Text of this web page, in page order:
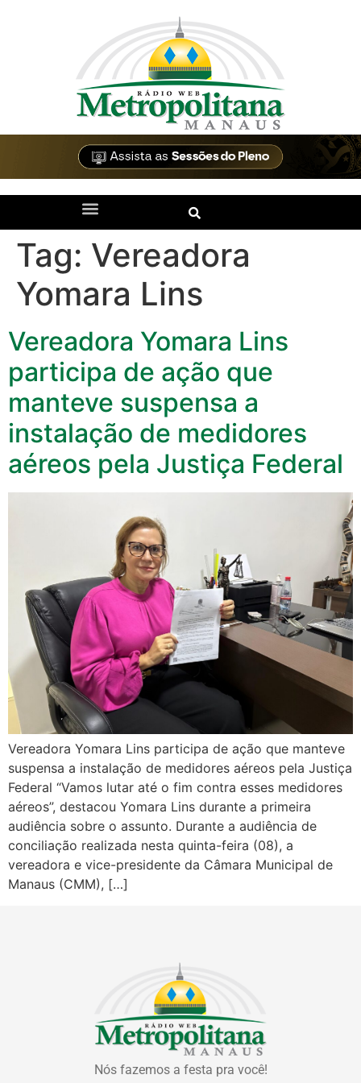
Tag: Vereadora
Yomara Lins
Vereadora Yomara Lins
participa de ação que
manteve suspensa a
instalação de medidores
aéreos pela Justiça Federal
Vereadora Yomara Lins participa de ação que manteve
suspensa a instalação de medidores aéreos pela Justiça
Federal “Vamos lutar até o fim contra esses medidores
aéreos”, destacou Yomara Lins durante a primeira
audiência sobre o assunto. Durante a audiência de
conciliação realizada nesta quinta-feira (08), a
vereadora e vice-presidente da Câmara Municipal de
Manaus (CMM), […]
Nós fazemos a festa pra você!